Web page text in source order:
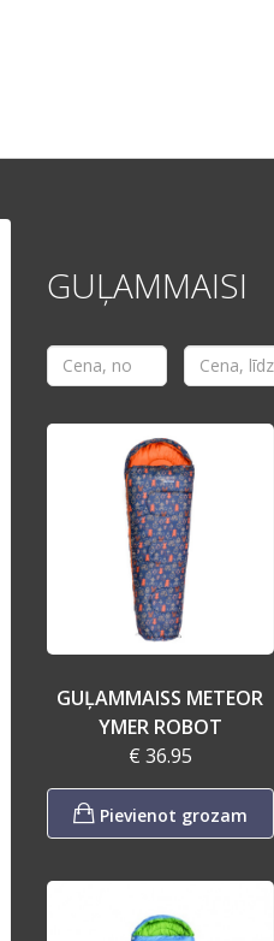
GUĻAMMAISI
GUĻAMMAISS METEOR
YMER ROBOT
€ 36.95
Pievienot grozam